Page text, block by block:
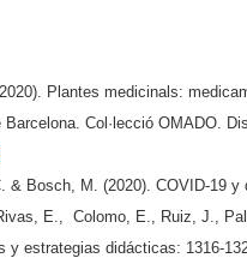
Plantes medicinals:
Col·lecció OMADO.
Bosch, M. (2020). COVID-19 y
E., Colomo, E., Ruiz, J.,
y estrategias didácticas: 1316-